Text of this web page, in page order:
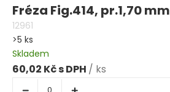
Fréza Fig.414, pr.1,70 mm
12961
>5 ks
Skladem
60,02 Kč / ks